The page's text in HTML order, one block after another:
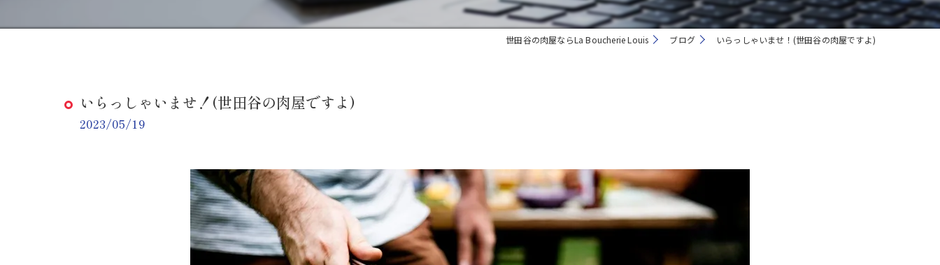
持ち帰り
世田谷の肉屋ならLa Boucherie Louis ブログ いらっしゃいませ！(世田谷の肉屋ですよ)
いらっしゃいませ！(世田谷の肉屋ですよ)
2023/05/19